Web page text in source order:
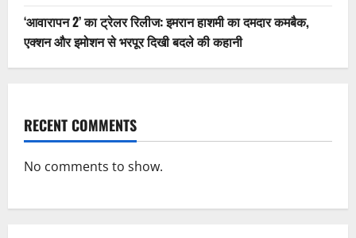
‘आवारापन 2’ का ट्रेलर रिलीज: इमरान हाशमी का दमदार कमबैक,
एक्शन और इमोशन से भरपूर दिखी बदले की कहानी
RECENT COMMENTS
No comments to show.